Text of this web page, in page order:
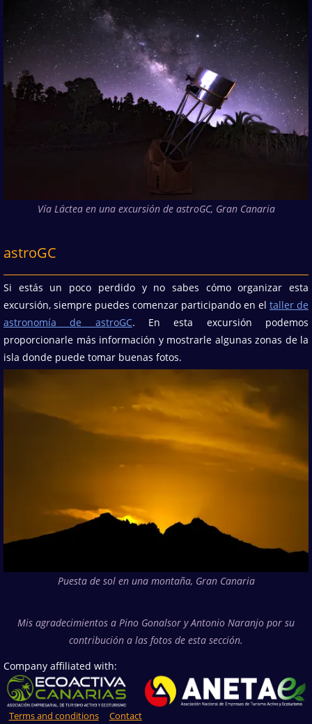
Vía Láctea en una excursión de astroGC, Gran Canaria
astroGC
Si estás un poco perdido y no sabes cómo organizar esta
excursión, siempre puedes comenzar participando en el taller de
astronomía de astroGC. En esta excursión podemos
proporcionarle más información y mostrarle algunas zonas de la
isla donde puede tomar buenas fotos.
Puesta de sol en una montaña, Gran Canaria
Mis agradecimientos a Pino Gonalsor y Antonio Naranjo por su
contribución a las fotos de esta sección.
Company affiliated with:
Terms and conditions
Contact